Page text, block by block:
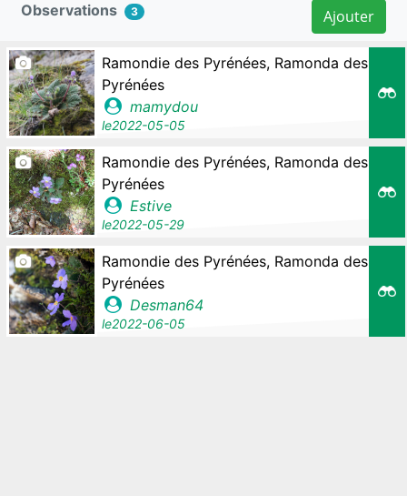
Observations 3 Ajouter
Ramondie des Pyrénées, Ramonda des
Pyrénées
mamydou
le2022-05-05
Ramondie des Pyrénées, Ramonda des
Pyrénées
Estive
le2022-05-29
Ramondie des Pyrénées, Ramonda des
Pyrénées
Desman64
le2022-06-05